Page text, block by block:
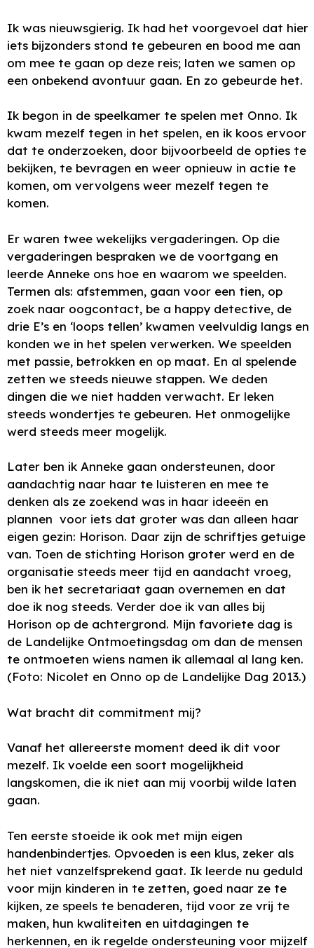
Ik was nieuwsgierig. Ik had het voorgevoel dat hier
iets bijzonders stond te gebeuren en bood me aan
om mee te gaan op deze reis; laten we samen op
een onbekend avontuur gaan. En zo gebeurde het.
Ik begon in de speelkamer te spelen met Onno. Ik
kwam mezelf tegen in het spelen, en ik koos ervoor
dat te onderzoeken, door bijvoorbeeld de opties te
bekijken, te bevragen en weer opnieuw in actie te
komen, om vervolgens weer mezelf tegen te
komen.
Er waren twee wekelijks vergaderingen. Op die
vergaderingen bespraken we de voortgang en
leerde Anneke ons hoe en waarom we speelden.
Termen als: afstemmen, gaan voor een tien, op
zoek naar oogcontact, be a happy detective, de
drie E’s en ‘loops tellen’ kwamen veelvuldig langs en
konden we in het spelen verwerken. We speelden
met passie, betrokken en op maat. En al spelende
zetten we steeds nieuwe stappen. We deden
dingen die we niet hadden verwacht. Er leken
steeds wondertjes te gebeuren. Het onmogelijke
werd steeds meer mogelijk.
Later ben ik Anneke gaan ondersteunen, door
aandachtig naar haar te luisteren en mee te
denken als ze zoekend was in haar ideeën en
plannen voor iets dat groter was dan alleen haar
eigen gezin: Horison. Daar zijn de schriftjes getuige
van. Toen de stichting Horison groter werd en de
organisatie steeds meer tijd en aandacht vroeg,
ben ik het secretariaat gaan overnemen en dat
doe ik nog steeds. Verder doe ik van alles bij
Horison op de achtergrond. Mijn favoriete dag is
de Landelijke Ontmoetingsdag om dan de mensen
te ontmoeten wiens namen ik allemaal al lang ken.
(Foto: Nicolet en Onno op de Landelijke Dag 2013.)
Wat bracht dit commitment mij?
Vanaf het allereerste moment deed ik dit voor
mezelf. Ik voelde een soort mogelijkheid
langskomen, die ik niet aan mij voorbij wilde laten
gaan.
Ten eerste stoeide ik ook met mijn eigen
handenbindertjes. Opvoeden is een klus, zeker als
het niet vanzelfsprekend gaat. Ik leerde nu geduld
voor mijn kinderen in te zetten, goed naar ze te
kijken, ze speels te benaderen, tijd voor ze vrij te
maken, hun kwaliteiten en uitdagingen te
herkennen, en ik regelde ondersteuning voor mijzelf